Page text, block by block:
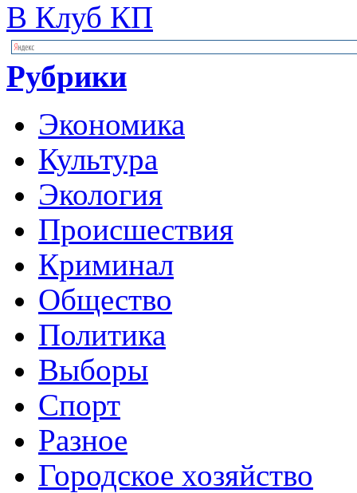
В Клуб КП
Рубрики
Экономика
Культура
Экология
Происшествия
Криминал
Общество
Политика
Выборы
Спорт
Разное
Городское хозяйство